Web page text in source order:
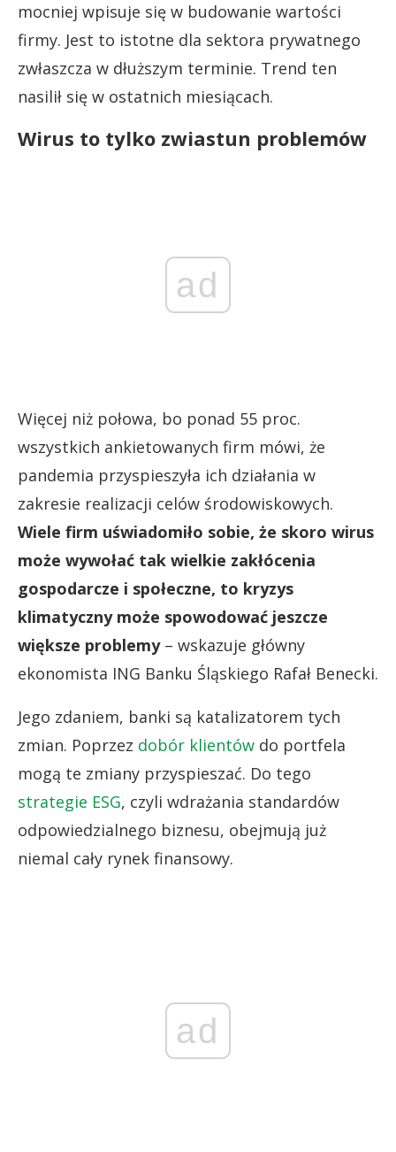
mocniej wpisuje się w budowanie wartości
firmy. Jest to istotne dla sektora prywatnego
zwłaszcza w dłuższym terminie. Trend ten
nasilił się w ostatnich miesiącach.
Wirus to tylko zwiastun problemów
ad
Więcej niż połowa, bo ponad 55 proc.
wszystkich ankietowanych firm mówi, że
pandemia przyspieszyła ich działania w
zakresie realizacji celów środowiskowych.
Wiele firm uświadomiło sobie, że skoro wirus
może wywołać tak wielkie zakłócenia
gospodarcze i społeczne, to kryzys
klimatyczny może spowodować jeszcze
większe problemy – wskazuje główny
ekonomista ING Banku Śląskiego Rafał Benecki.
Jego zdaniem, banki są katalizatorem tych
zmian. Poprzez dobór klientów do portfela
mogą te zmiany przyspieszać. Do tego
strategie ESG, czyli wdrażania standardów
odpowiedzialnego biznesu, obejmują już
niemal cały rynek finansowy.
ad